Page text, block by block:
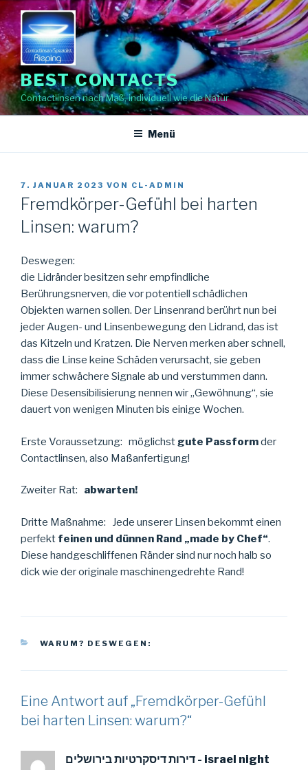
Zum
Inhalt
springen
BEST CONTACTS
Contactlinsen nach Maß, individuell wie die Natur
Menü
VERÖFFENTLICHT
AM
7. JANUAR 2023 VON CL-ADMIN
Fremdkörper-Gefühl bei harten
Linsen: warum?
Deswegen:
die Lidränder besitzen sehr empfindliche
Berührungsnerven, die vor potentiell schädlichen
Objekten warnen sollen. Der Linsenrand berührt nun bei
jeder Augen- und Linsenbewegung den Lidrand, das ist
das Kitzeln und Kratzen. Die Nerven merken aber schnell,
dass die Linse keine Schäden verursacht, sie geben
immer schwächere Signale ab und verstummen dann.
Diese Desensibilisierung nennen wir „Gewöhnung“, sie
dauert von wenigen Minuten bis einige Wochen.
Erste Voraussetzung: möglichstgute Passformder
Contactlinsen, also Maßanfertigung!
Zweiter Rat: abwarten!
Dritte Maßnahme: Jede unserer Linsen bekommt einen
perfekt feinen und dünnen Rand „made by Chef“.
Diese handgeschliffenen Ränder sind nur noch halb so
dick wie der originale maschinengedrehte Rand!
KATEGORIEN
WARUM? DESWEGEN:
Eine Antwort auf „Fremdkörper-Gefühl
bei harten Linsen: warum?“
דירות דיסקרטיות בירושלים - israel night